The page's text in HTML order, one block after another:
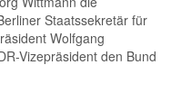
Staatssekretär für
Wolfgang
Vizepräsident den Bund